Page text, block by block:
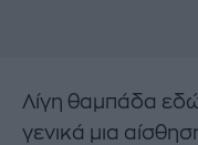
Λίγη θαμπάδα
γενικά μια